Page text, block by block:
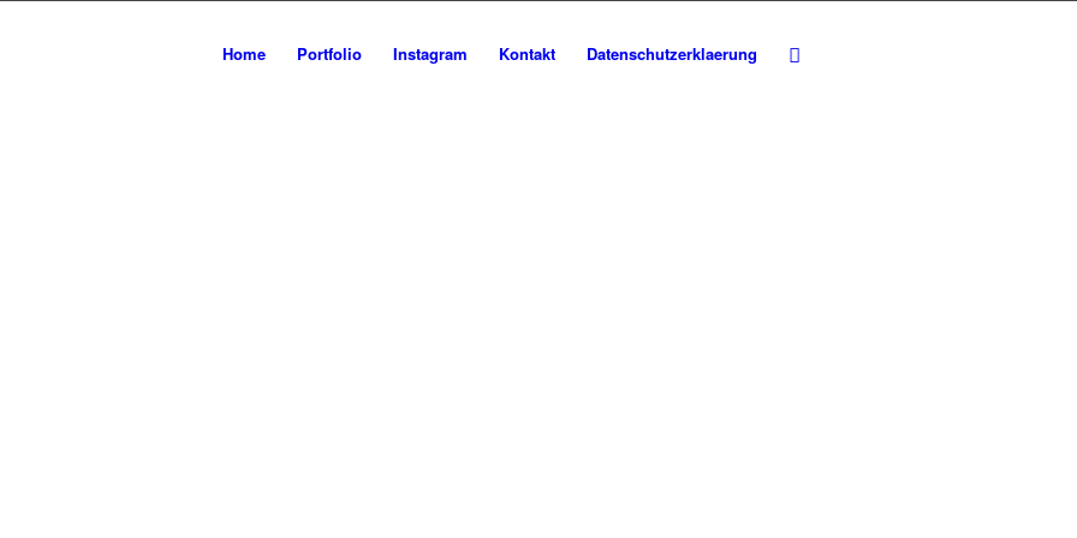
Home Portfolio Instagram Kontakt Datenschutzerklaerung
BILD